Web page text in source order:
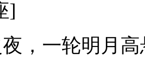
]
，一轮明月